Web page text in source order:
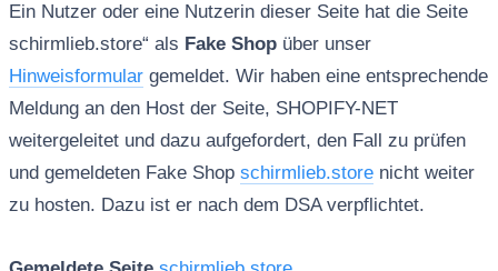
Ein Nutzer oder eine Nutzerin dieser Seite hat die Seite
schirmlieb.store“ als Fake Shopüber unser
Hinweisformulargemeldet. Wir haben eine entsprechende
Meldung an den Host der Seite, SHOPIFY-NET
weitergeleitet und dazu aufgefordert, den Fall zu prüfen
und gemeldeten Fake Shop schirmlieb.storenicht weiter
zu hosten. Dazu ist er nach dem DSA verpflichtet.